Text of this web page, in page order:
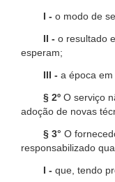
I - o modo de
II - o resultado
esperam;
III - a época em
§ 2º O serviço
adoção de novas
§ 3° O
responsabilizado
I - que, tendo